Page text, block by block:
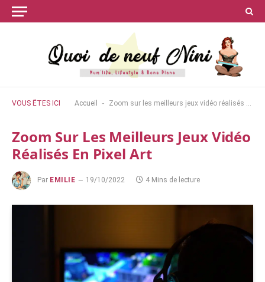
VOUS ÊTES ICI Accueil - Zoom sur les meilleurs jeux vidéo réalisés en pixel art
Zoom Sur Les Meilleurs Jeux Vidéo
Réalisés En Pixel Art
Par EMILIE 19/10/2022 4 Mins de lecture